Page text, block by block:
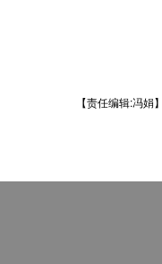
【责任编辑:冯娟】